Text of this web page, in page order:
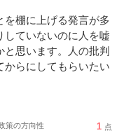
を棚に上げる発言が多
していないのに人を嘘
思います。人の批判
からにしてもらいたい
策の方向性 1 点